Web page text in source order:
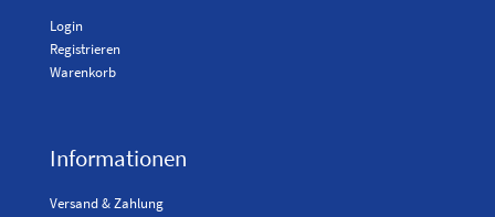
Login
Registrieren
Warenkorb
Informationen
Versand & Zahlung